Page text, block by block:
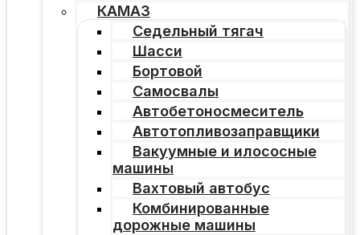
КАМАЗ
Седельный тягач
Шасси
Бортовой
Самосвалы
Автобетоносмеситель
Автотопливозаправщики
Вакуумные и илососные
машины
Вахтовый автобус
Комбинированные
дорожные машины